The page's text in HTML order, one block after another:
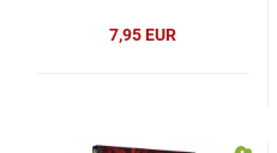
7,95 EUR